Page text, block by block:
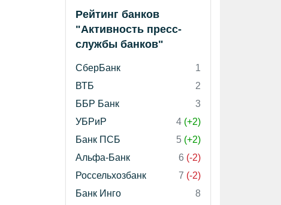
Рейтинг банков
"Активность пресс-
службы банков"
СберБанк
1
ВТБ
2
ББР Банк
3
УБРиР
4 (+2)
Банк ПСБ
5 (+2)
Альфа-Банк
6 (-2)
Россельхозбанк
7 (-2)
Банк Инго
8